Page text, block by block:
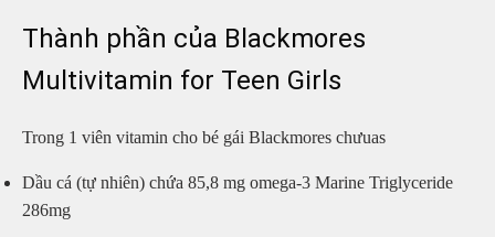
Thành phần của Blackmores
Multivitamin for Teen Girls
Trong 1 viên vitamin cho bé gái Blackmores chưuas
Dầu cá (tự nhiên) chứa 85,8 mg omega-3 Marine Triglyceride
286mg